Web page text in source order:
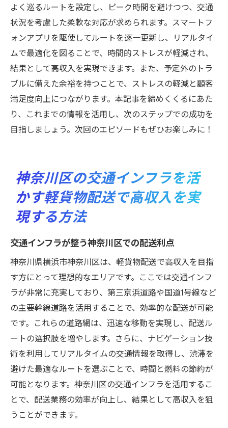
よく巡るルートを設定し、ピーク時間を避けつつ、交通
状況を考慮した柔軟な対応が求められます。スマートフ
ォンアプリを駆使してルートを逐一更新し、リアルタイ
ムで最適化を図ることで、時間的ストレスが軽減され、
結果として高収入を実現できます。また、予定外のトラ
ブルに備えた余裕を持つことで、ストレスの軽減と顧客
満足度向上につながります。本記事を締めくくるにあた
り、これまでの情報を活用し、次のステップでの成功を
目指しましょう。次回のエピソードもぜひお楽しみに！
神奈川区の交通インフラを活
かす軽貨物配送で高収入を実
現する方法
交通インフラが整う神奈川区での配送利点
神奈川県横浜市神奈川区は、軽貨物配送で高収入を目指
す方にとって理想的なエリアです。ここでは交通インフ
ラが非常に充実しており、第三京浜道路や国道1号線など
の主要幹線道路を活用することで、効率的な配送が可能
です。これらの道路網は、迅速な移動を実現し、配送ル
ートの選択肢を増やします。さらに、ナビゲーション技
術を利用してリアルタイムの交通情報を取得し、渋滞を
避けた最適なルートを選ぶことで、時間と燃料の節約が
可能となります。神奈川区の交通インフラを活用するこ
とで、配送業務の効率が向上し、結果として高収入を狙
うことができます。